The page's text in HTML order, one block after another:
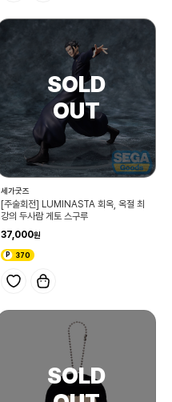
세가굿즈
[주술회전] LUMINASTA 회옥, 옥절 최
강의 두사람 게토 스구루
37,000
370